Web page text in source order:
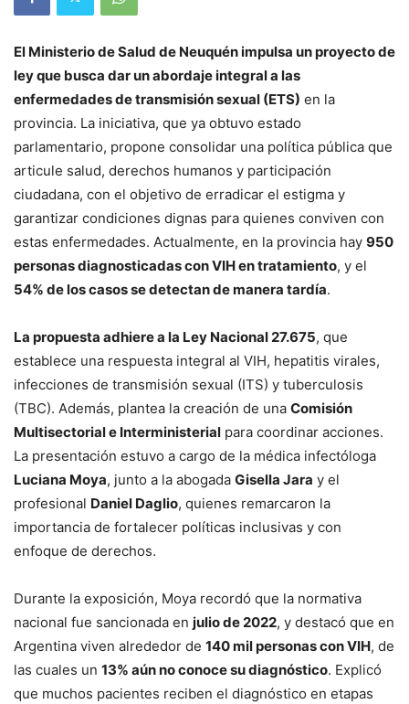
El Ministerio de Salud de Neuquén impulsa un proyecto de
ley que busca dar un abordaje integral a las
enfermedades de transmisión sexual (ETS) en la
provincia. La iniciativa, que ya obtuvo estado
parlamentario, propone consolidar una política pública que
articule salud, derechos humanos y participación
ciudadana, con el objetivo de erradicar el estigma y
garantizar condiciones dignas para quienes conviven con
estas enfermedades. Actualmente, en la provincia hay 950
personas diagnosticadas con VIH en tratamiento, y el
54% de los casos se detectan de manera tardía.
La propuesta adhiere a la Ley Nacional 27.675, que
establece una respuesta integral al VIH, hepatitis virales,
infecciones de transmisión sexual (ITS) y tuberculosis
(TBC). Además, plantea la creación de una Comisión
Multisectorial e Interministerial para coordinar acciones.
La presentación estuvo a cargo de la médica infectóloga
Luciana Moya, junto a la abogada Gisella Jara y el
profesional Daniel Daglio, quienes remarcaron la
importancia de fortalecer políticas inclusivas y con
enfoque de derechos.
Durante la exposición, Moya recordó que la normativa
nacional fue sancionada en julio de 2022, y destacó que en
Argentina viven alrededor de 140 mil personas con VIH, de
las cuales un 13% aún no conoce su diagnóstico. Explicó
que muchos pacientes reciben el diagnóstico en etapas